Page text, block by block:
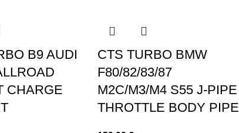
B9 AUDI
CHARGE
CTS TURBO BMW
F80/82/83/87
M2C/M3/M4 S55 J-PIPE
THROTTLE BODY PIPE